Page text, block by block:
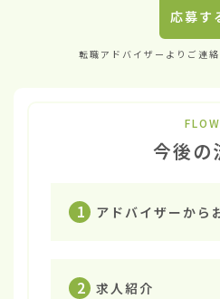
応募す
転職アドバイザーよりご連絡
FLOW
今後の
1 アドバイザーから
2 求人紹介